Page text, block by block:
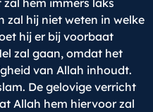
zal hij niet weten in welke
hij er bij voorbaat
zal gaan, omdat het
van Allah inhoudt.
De gelovige verricht
Allah hem hiervoor zal